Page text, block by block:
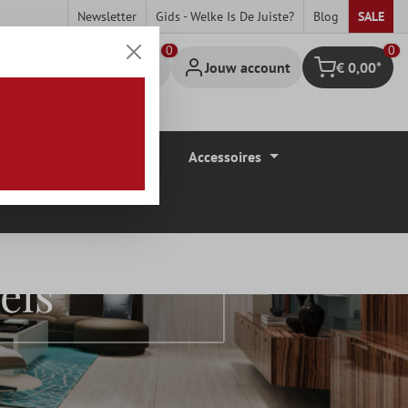
Newsletter Gids - Welke Is De Juiste? Blog SALE
Jouw account Winkelmandje
0
€ 0,00*
Accessoires